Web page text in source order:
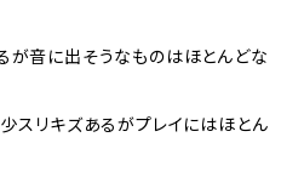
音に出そうなものはほとんどな
リキズあるがプレイにはほとん